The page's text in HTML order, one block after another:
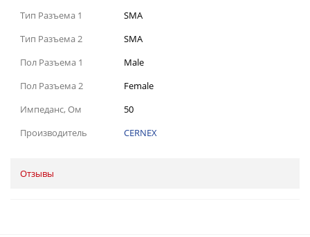
Тип Разъема 1
SMA
Тип Разъема 2
SMA
Пол Разъема 1
Male
Пол Разъема 2
Female
Импеданс, Ом
50
Производитель
CERNEX
Отзывы